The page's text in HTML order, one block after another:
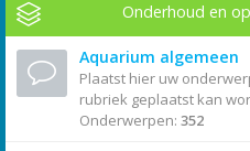
Onderhoud en
Aquarium algemeen
Plaatst hier uw
rubriek geplaatst kan
Onderwerpen: 352